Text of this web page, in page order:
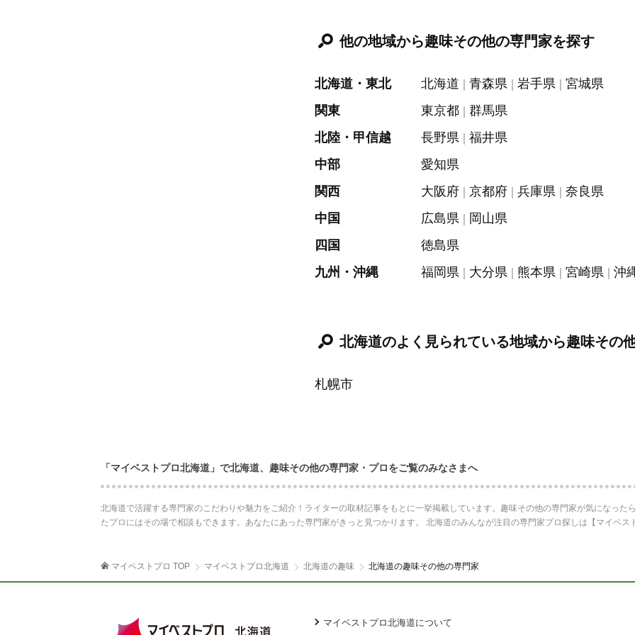
他の地域から趣味その他の専門家を探す
北海道・東北 北海道 青森県 岩手県
宮城県
関東
東京都
群馬県
北陸・甲信越
長野県
福井県
中部
愛知県
関西
大阪府 京都府 兵庫県
奈良県
中国
広島県
岡山県
四国
徳島県
九州・沖縄
福岡県 大分県 熊本県 宮崎県 沖
北海道のよく見られている地域から趣味その
札幌市
「マイベストプロ北海道」で北海道、趣味その他の専門家・プロをご覧のみなさまへ
北海道で活躍する専門家のこだわりや魅力をご紹介！ライターの取材記事をもとに一挙掲載しています。趣味その他の専門家が気になった
たプロにはその場で相談もできます。あなたにあった専門家がきっと見つかります。 北海道のみんなが注目の専門家プロ探しは【マイベス
マイベストプロ TOP マイベストプロ北海道 北海道の趣味 北海道の趣味その他の専門家
マイベストプロ北海道について